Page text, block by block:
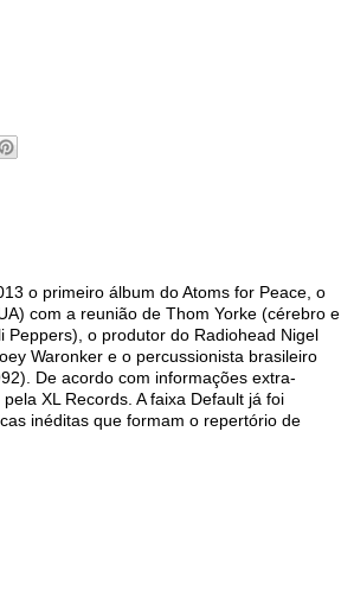
o primeiro álbum do Atoms for Peace, o
com a reunião de Thom Yorke (cérebro e
o produtor do Radiohead Nigel
Waronker e o percussionista brasileiro
De acordo com informações extra-
XL Records. A faixa Default já foi
inéditas que formam o repertório de